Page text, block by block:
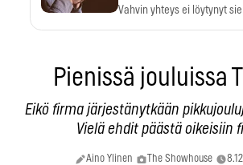
Vahvin yhteys ei löytynyt
Pienissä jouluissa
Eikö firma järjestänytkään
Vielä ehdit päästä oikeisiin
Aino Ylinen The Showhouse